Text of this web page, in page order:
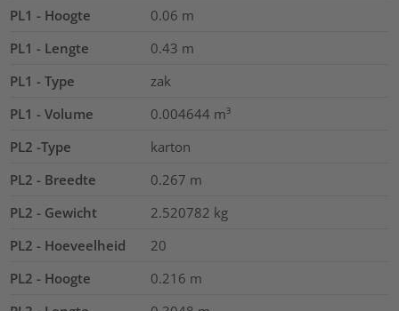
PL1 - Hoogte
0.06 m
PL1 - Lengte
0.43 m
PL1 - Type
zak
PL1 - Volume
0.004644 m³
PL2 -Type
karton
PL2 - Breedte
0.267 m
PL2 - Gewicht
2.520782 kg
PL2 - Hoeveelheid
20
PL2 - Hoogte
0.216 m